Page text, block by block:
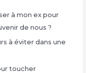
à mon ex pour
de nous ?
à éviter dans une
toucher